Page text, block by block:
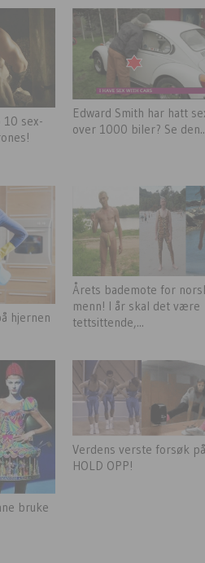
10 sex-
Edward Smith har hatt
over 1000 biler? Se
hjernen
Årets bademote for
menn! I år skal det være
tettsittende,...
bruke
Verdens verste forsøk
HOLD OPP!